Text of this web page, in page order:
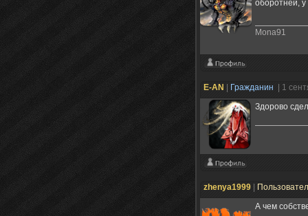
оборотней,
Mona91
E-AN Гражданин
| 1
Здорово
zhenya1999
А чем